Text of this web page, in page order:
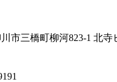
市三橋町柳河823-1 北寺